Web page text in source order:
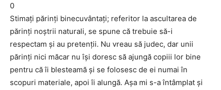
0
Stimaţi părinţi binecuvântaţi; referitor la ascultarea de
părinţi noştrii naturali, se spune că trebuie să-i
respectam şi au pretenţii. Nu vreau să judec, dar unii
părinţi nici măcar nu îşi doresc să ajungă copiii lor bine
pentru că îi blesteamă şi se folosesc de ei numai în
scopuri materiale, apoi îi alungă. Aşa mi s-a întâmplat şi